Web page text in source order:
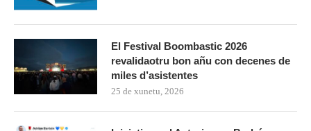
El Festival Boombastic 2026
revalidaotru bon añu con decenes de
miles d’asistentes
25 de xunetu, 2026